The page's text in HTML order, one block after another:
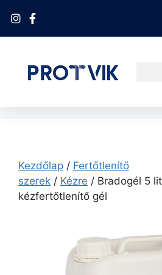
Kezdőlap / Fertőtlenítő
szerek / Kézre / Bradogél 5
kézfertőtlenítő gél